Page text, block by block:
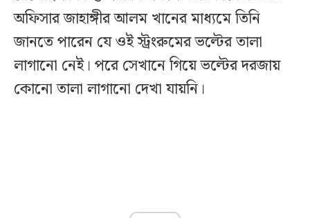
অফিসার জাহাঙ্গীর আলম খানের মাধ্যমে তিনি
জানতে পারেন যে ওই স্ট্রংরুমের ভল্টের তালা
লাগানো নেই। পরে সেখানে গিয়ে ভল্টের দরজায়
কোনো তালা লাগানো দেখা যায়নি।